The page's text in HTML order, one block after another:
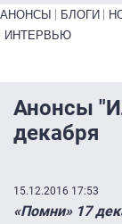
Primary links bottom
АНОНСЫ БЛОГИ
ИНТЕРВЬЮ
Анонсы
декабря
15.12.2016 17:53
«Помни» 17